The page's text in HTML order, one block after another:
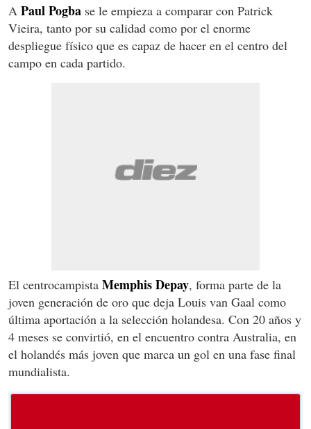
A Paul Pogba se le empieza a comparar con Patrick
Vieira, tanto por su calidad como por el enorme
despliegue físico que es capaz de hacer en el centro del
campo en cada partido.
El centrocampista Memphis Depay, forma parte de la
joven generación de oro que deja Louis van Gaal como
última aportación a la selección holandesa. Con 20 años y
4 meses se convirtió, en el encuentro contra Australia, en
el holandés más joven que marca un gol en una fase final
mundialista.